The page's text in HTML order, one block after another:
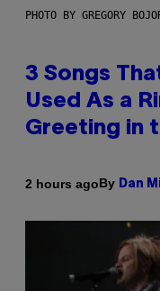
PHOTO BY GREGORY
3 Songs
Used As a
Greeting in
2 hours agoBy Dan